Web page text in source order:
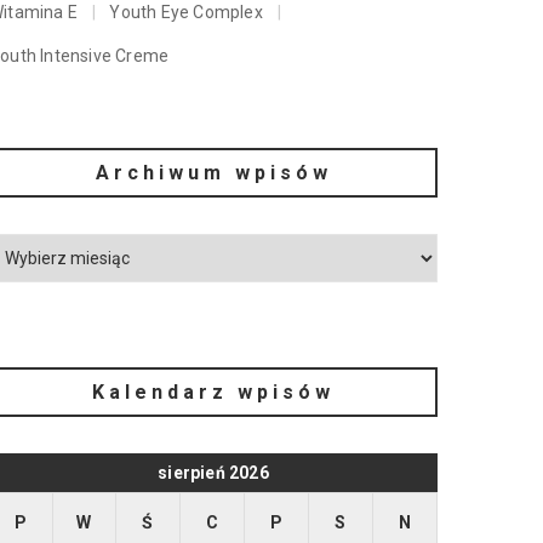
E Youth Eye Complex
Intensive Creme
Archiwum wpisów
Kalendarz wpisów
sierpień 2026
P W Ś C P S N